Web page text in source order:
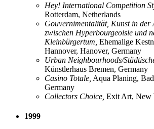
Hey! International Competition
Rotterdam, Netherlands
Gouvernimentalität, Kunst in der
zwischen Hyperbourgeoisie und
Kleinbürgertum, Ehemalige
Hannover, Hanover, Germany
Urban Neighbourhoods/
Künstlerhaus Bremen, Germany
Casino Totale, Aqua Planing,
Germany
Collectors Choice, Exit Art, New
1999